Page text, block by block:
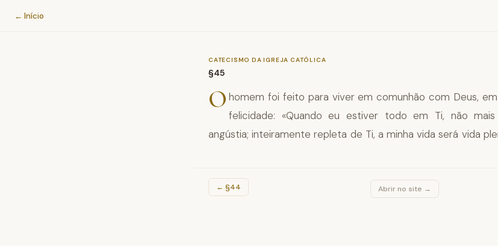
Catecismo da Igreja Católica
← Início
CATECISMO DA IGREJA CATÓLICA
§45
O homem foi feito para viver em comunhão com Deus,
felicidade: «Quando eu estiver todo em Ti, não
angústia; inteiramente repleta de Ti, a minha vida será vida
← §44 Abrir no site →